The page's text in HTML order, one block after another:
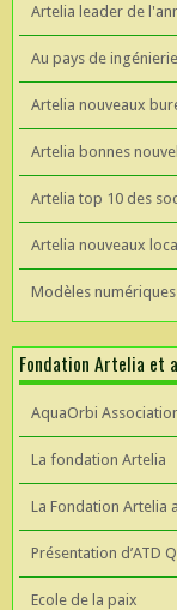
Artelia leader de
Au pays de
Artelia nouveaux
Artelia bonnes
Artelia top 10 des
Artelia nouveaux
Modèles
Fondation Artelia et
AquaOrbi
La fondation Artelia
La Fondation Artelia
Présentation d’ATD
Ecole de la paix